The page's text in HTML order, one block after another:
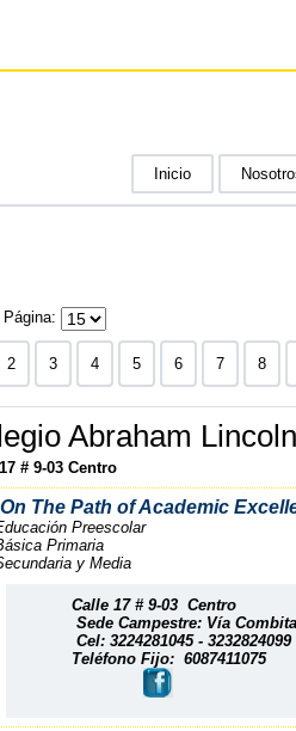
Inicio
Página
2 3 4 5 6 7 8
Abraham
# 9-03 Centro
On The Path of Academic
Preescolar
Primaria
y Media
Calle 17 # 9-03 Centro
Sede Campestre: Vía Combita
Cel: 3224281045 - 3232824099
Teléfono Fijo: 6087411075